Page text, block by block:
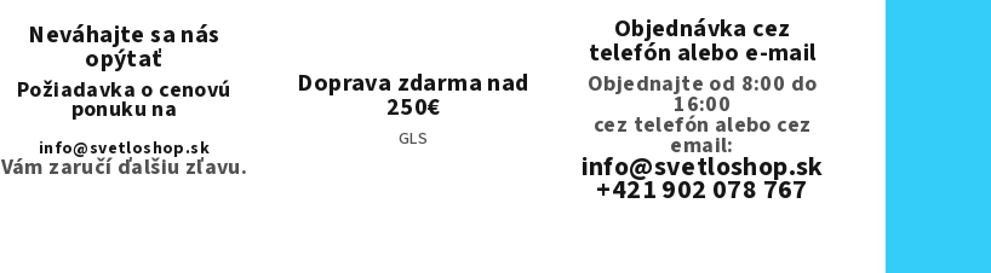
Neváhajte sa nás
opýtať
Požiadavka o cenovú
ponuku na
info@svetloshop.sk
Vám zaručí ďalšiu zľavu.
Doprava zdarma nad
250€
GLS
Objednávka cez
telefón alebo e-mail
Objednajte od 8:00 do
16:00
cez telefón alebo cez
email:
info@svetloshop.sk
+421 902 078 767